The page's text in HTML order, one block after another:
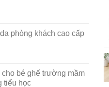
phòng khách cao cấp
bé ghế trường mầm
tiểu học